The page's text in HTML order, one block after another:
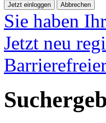
Jetzt einloggen Abbrechen
Sie haben
Jetzt neu